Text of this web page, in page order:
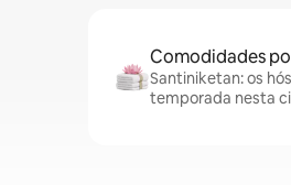
Comodidades
Santiniketan: os
temporada nesta